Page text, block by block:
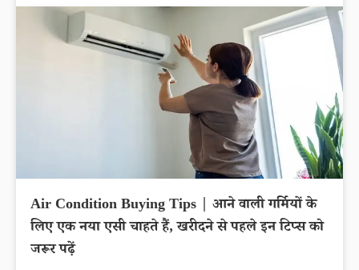
Air Condition Buying Tips | आने वाली गर्मियों के
लिए एक नया एसी चाहते हैं, खरीदने से पहले इन टिप्स को
जरूर पढ़ें